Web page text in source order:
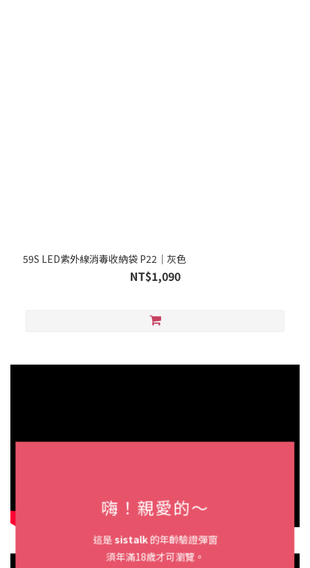
59S LED紫外線消毒收納袋 P22｜灰色
NT$1,090
嗨！親愛的～
這是 sistalk的年齡驗證彈窗
須年滿18歲才可瀏覽。